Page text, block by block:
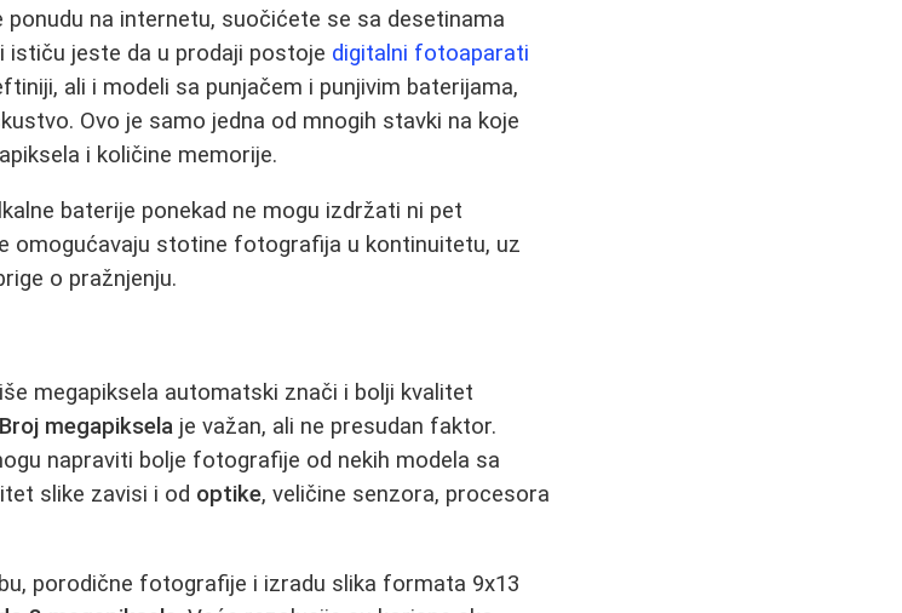
na internetu, suočićete se sa desetinama
ističu jeste da u prodaji postoje digitalni fotoaparati
ali i modeli sa punjačem i punjivim baterijama,
Ovo je samo jedna od mnogih stavki na koje
i količine memorije.
baterije ponekad ne mogu izdržati ni pet
omogućavaju stotine fotografija u kontinuitetu, uz
o pražnjenju.
megapiksela automatski znači i bolji kvalitet
Broj megapiksela je važan, ali ne presudan faktor.
napraviti bolje fotografije od nekih modela sa
slike zavisi i od optike, veličine senzora, procesora
porodične fotografije i izradu slika formata 9x13